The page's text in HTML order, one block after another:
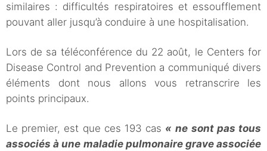
similaires : difficultés respiratoires et essoufflement
pouvant aller jusqu’à conduire à une hospitalisation.
Lors de sa téléconférence du 22 août, le Centers for
Disease Control and Prevention a communiqué divers
éléments dont nous allons vous retranscrire les
points principaux.
Le premier, est que ces 193 cas « ne sont pas tous
associés à une maladie pulmonaire grave associée